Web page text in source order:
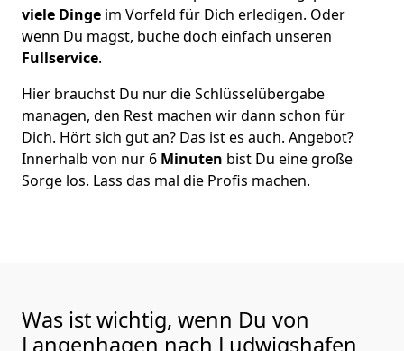
viele Dinge im Vorfeld für Dich erledigen. Oder
wenn Du magst, buche doch einfach unseren
Fullservice.
Hier brauchst Du nur die Schlüsselübergabe
managen, den Rest machen wir dann schon für
Dich. Hört sich gut an? Das ist es auch. Angebot?
Innerhalb von nur 6 Minuten bist Du eine große
Sorge los. Lass das mal die Profis machen.
Was ist wichtig, wenn Du von
Langenhagen nach Ludwigshafen